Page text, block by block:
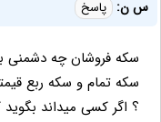
س ن: پاسخ
سکه فروشان چه دشمنی
سکه تمام و سکه ربع
؟ اگر کسی میداند